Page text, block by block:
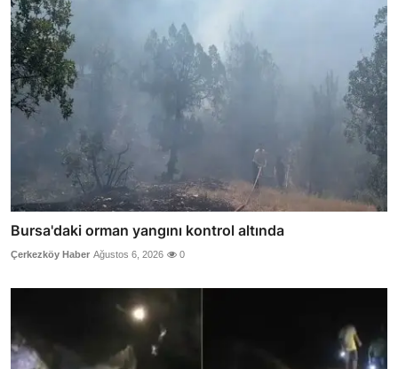
Bursa'daki orman yangını kontrol altında
Çerkezköy Haber Ağustos 6, 2026 0